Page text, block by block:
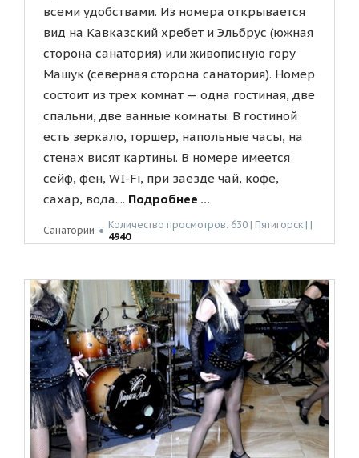
всеми удобствами. Из номера открывается
вид на Кавказский хребет и Эльбрус (южная
сторона санатория) или живописную гору
Машук (северная сторона санатория). Номер
состоит из трех комнат — одна гостиная, две
спальни, две ванные комнаты. В гостиной
есть зеркало, торшер, напольные часы, на
стенах висят картины. В номере имеется
сейф, фен, WI-Fi, при заезде чай, кофе,
сахар, вода.... Подробнее ...
Санатории ● Количество просмотров: 630 | Пятигорск | |
4940